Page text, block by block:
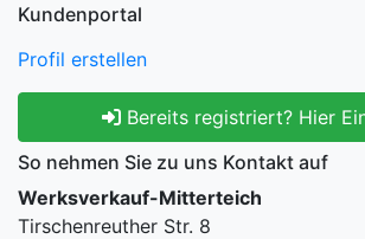
Kundenportal
Profil erstellen
Bereits registriert? Hier
So nehmen Sie zu uns Kontakt auf
Werksverkauf-Mitterteich
Tirschenreuther Str. 8